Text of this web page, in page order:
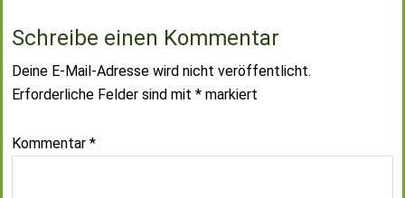
Schreibe einen Kommentar
Deine E-Mail-Adresse wird nicht veröffentlicht.
Erforderliche Felder sind mit * markiert
Kommentar *